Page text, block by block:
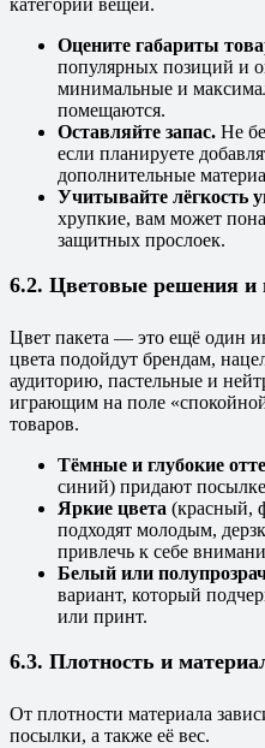
категорий вещей.
Оцените габариты
популярных позиций и
минимальные и
помещаются.
Оставляйте запас. Не
если планируете
дополнительные
Учитывайте лёгкость
хрупкие, вам может
защитных прослоек.
6.2. Цветовые решения и
Цвет пакета — это ещё один
цвета подойдут брендам,
аудиторию, пастельные и
играющим на поле
товаров.
Тёмные и глубокие
синий) придают посылке
Яркие цвета (красный,
подходят молодым,
привлечь к себе
Белый или
вариант, который
или принт.
6.3. Плотность и
От плотности материала
посылки, а также её вес.